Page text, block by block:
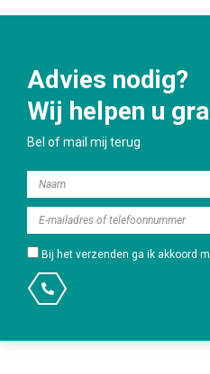
Advies nodig?
Wij helpen u
Bel of mail mij terug
Bij het verzenden ga ik akkoord